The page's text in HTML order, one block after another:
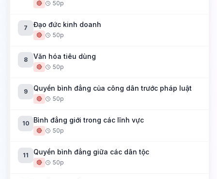
🔴 50p
7 Đạo đức kinh doanh
🔴 50p
8 Văn hóa tiêu dùng
🔴 50p
9 Quyền bình đẳng của công dân trước pháp luật
🔴 50p
10 Bình đẳng giới trong các lĩnh vực
🔴 50p
11 Quyền bình đẳng giữa các dân tộc
🔴 50p